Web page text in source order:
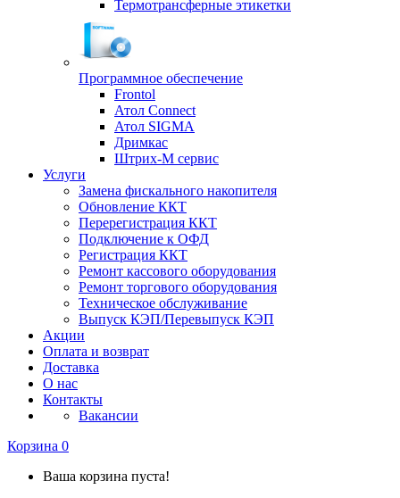
Термотрансферные этикетки
Программное обеспечение
Frontol
Атол Connect
Атол SIGMA
Дримкас
Штрих-М сервис
Услуги
Замена фискального накопителя
Обновление ККТ
Перерегистрация ККТ
Подключение к ОФД
Регистрация ККТ
Ремонт кассового оборудования
Ремонт торгового оборудования
Техническое обслуживание
Выпуск КЭП/Перевыпуск КЭП
Акции
Оплата и возврат
Доставка
О нас
Контакты
Вакансии
Корзина 0
Ваша корзина пуста!